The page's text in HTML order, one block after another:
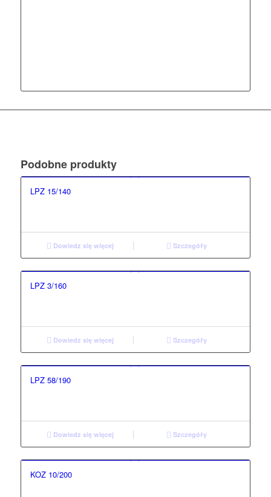
Podobne produkty
LPZ 15/140
Dowiedz się więcej Szczegóły
LPZ 3/160
Dowiedz się więcej Szczegóły
LPZ 58/190
Dowiedz się więcej Szczegóły
KOZ 10/200